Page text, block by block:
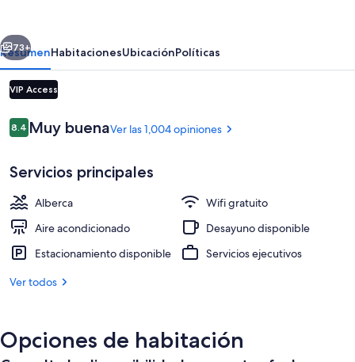
Deco
Miami
Alberca al aire libre, sombrillas en la
Siguiente
73+
ResumenHabitacionesUbicaciónPolíticas
VIP Access
Opiniones
8.48.4 de 10,
Muy buenaVer las 1,004 opiniones
Servicios principales
Alberca
Wifi gratuito
Aire acondicionado
Desayuno disponible
Estacionamiento disponible
Servicios ejecutivos
Ver todos
Opciones de habitación